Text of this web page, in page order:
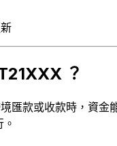
？
匯款或收款時，資金